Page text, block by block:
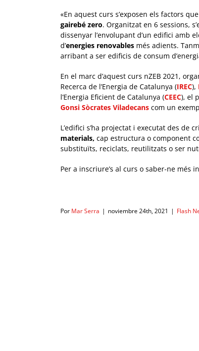
«En aquest curs s’exposen els factors
gairebé zero. Organitzat en 6 sessions,
dissenyar l’envolupant d’un edifici amb
d’energies renovables més adients.
arribant a ser edificis de consum
En el marc d’aquest curs nZEB 2021,
Recerca de l’Energia de Catalunya (IREC),
l’Energia Eficient de Catalunya (CEEC), el
Gonsi Sòcrates Viladecans com un
L’edifici s’ha projectat i executat des de
materials, cap estructura o component
substituïts, reciclats, reutilitzats o ser
Per a inscriure’s al curs o saber-ne més
Por Mar Serra | noviembre 24th, 2021 | Flash